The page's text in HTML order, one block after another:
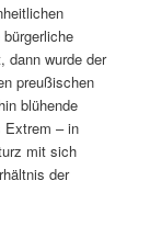
dann wurde der
preußischen
blühende
Extrem – in
mit sich
der